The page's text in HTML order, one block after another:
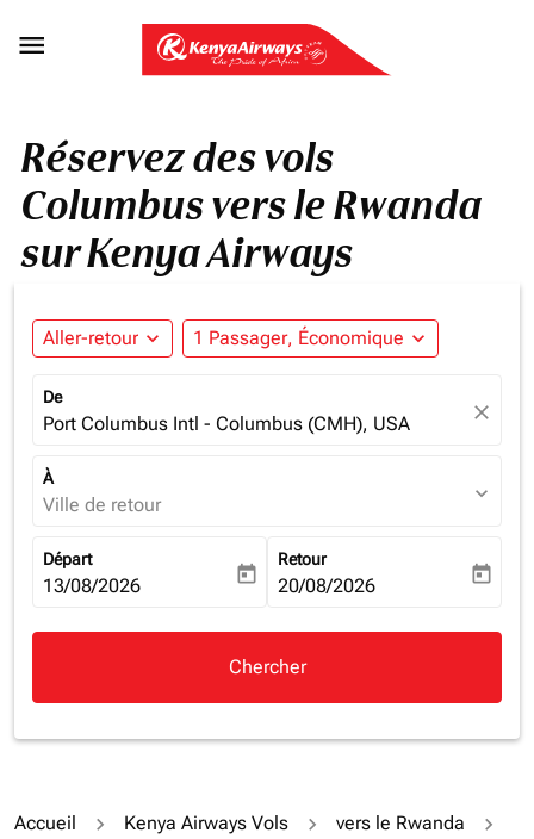

Réservez des vols
Columbus vers le Rwanda
sur Kenya Airways
Aller-retour expand_more 1 Passager, Économique expand_more
De
Port Columbus Intl - Columbus (CMH), USA close
À
Ville de retour expand_more
Départ
fc-booking-departure-date-aria-label
13/08/2026 today
Retour
fc-booking-return-date-aria-
20/08/2026 today
Chercher
Accueil Kenya Airways Vols
vers le Rwanda